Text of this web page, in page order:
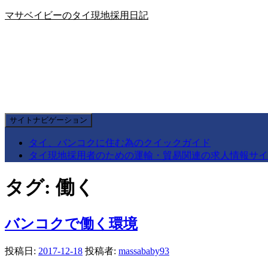
マサベイビーのタイ現地採用日記
サイトナビゲーション
タイ、バンコクに住む為のクイックガイド
タイ現地採用者のための運輸・貿易関連の求人情報サ
タグ:働く
バンコクで働く環境
投稿日: 2017-12-18 投稿者: massababy93